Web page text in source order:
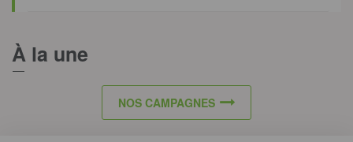
À la une
NOS CAMPAGNES